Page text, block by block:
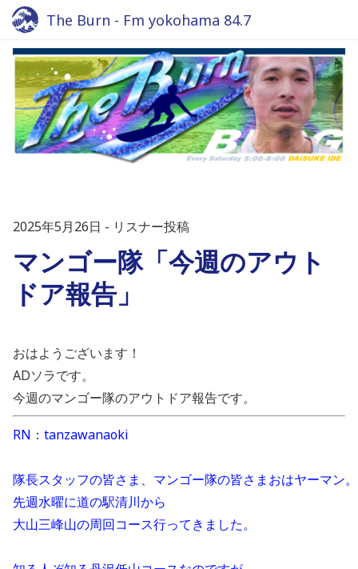
The Burn - Fm yokohama 84.7
2025年5月26日 リスナー投稿
マンゴー隊「今週のアウト
ドア報告」
おはようございます！
ADソラです。
今週のマンゴー隊のアウトドア報告です。
RN： tanzawanaoki
隊長スタッフの皆さま、マンゴー隊の皆さまおはヤーマン。
先週水曜に道の駅清川から
大山三峰山の周回コース行ってきました。